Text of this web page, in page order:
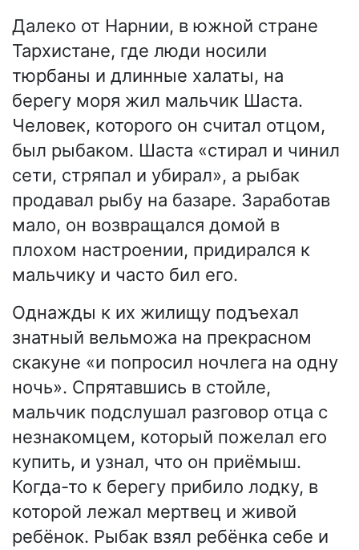
Далеко от Нарнии, в южной стране
Тархистане, где люди носили
тюрбаны и длинные халаты, на
берегу моря жил мальчик Шаста.
Человек, которого он считал отцом,
был рыбаком. Шаста «стирал и чинил
сети, стряпал и убирал», а рыбак
продавал рыбу на базаре. Заработав
мало, он возвращался домой в
плохом настроении, придирался к
мальчику и часто бил его.
Однажды к их жилищу подъехал
знатный вельможа на прекрасном
скакуне «и попросил ночлега на одну
ночь». Спрятавшись в стойле,
мальчик подслушал разговор отца с
незнакомцем, который пожелал его
купить, и узнал, что он приёмыш.
Когда-то к берегу прибило лодку, в
которой лежал мертвец и живой
ребёнок. Рыбак взял ребёнка себе и